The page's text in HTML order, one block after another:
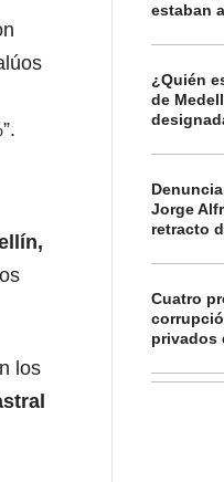
los
estaban
¿Quién
de
Jorge
retracto
Cuatro
privados